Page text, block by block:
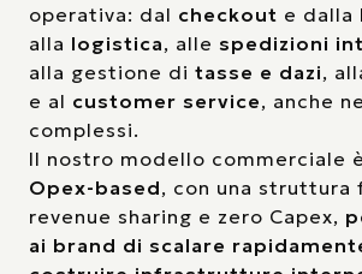
operativa: dal checkout e dalla
alla logistica, alle spedizioni
alla gestione di tasse e dazi,
e al customer service, anche
complessi.
Il nostro modello commerciale
Opex-based, con una struttura
revenue sharing e zero Capex,
ai brand di scalare